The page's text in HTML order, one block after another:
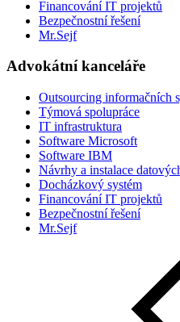
Financování IT projektů
Bezpečnostní řešení
Mr.Sejf
Advokátní kanceláře
Outsourcing informačních
Týmová spolupráce
IT infrastruktura
Software Microsoft
Software IBM
Návrhy a instalace
Docházkový systém
Financování IT projektů
Bezpečnostní řešení
Mr.Sejf